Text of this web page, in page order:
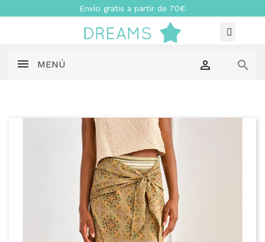
Envío gratis a partir de 70€
MENÚ  